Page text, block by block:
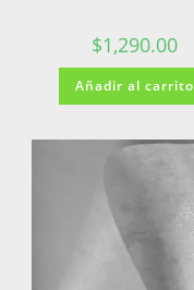
$1,290.00
Añadir al carrito